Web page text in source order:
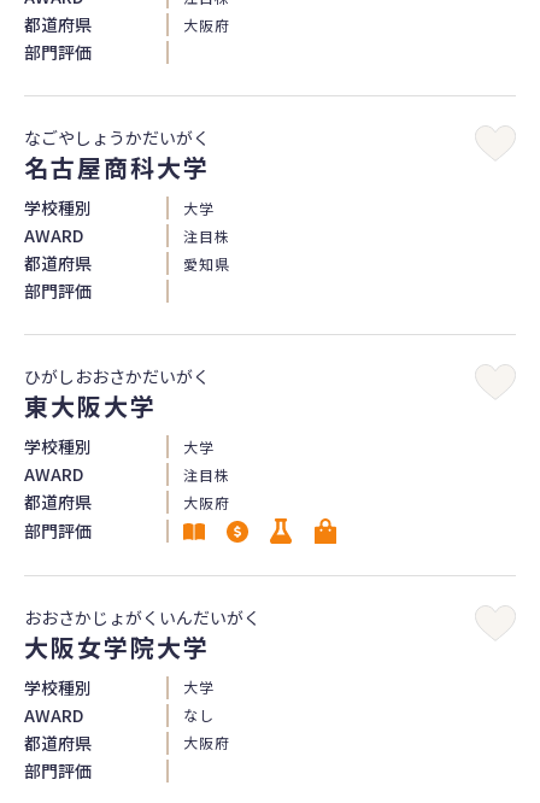
都道府県 大阪府
部門評価
なごやしょうかだいがく
名古屋商科大学
学校種別 大学
AWARD 注目株
都道府県 愛知県
部門評価
ひがしおおさかだいがく
東大阪大学
学校種別 大学
AWARD 注目株
都道府県 大阪府
部門評価
おおさかじょがくいんだいがく
大阪女学院大学
学校種別 大学
AWARD なし
都道府県 大阪府
部門評価